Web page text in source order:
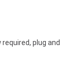
plug and